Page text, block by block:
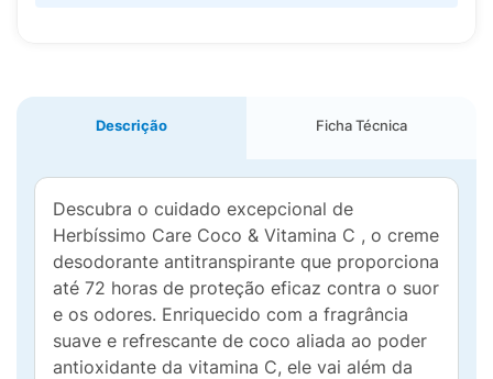
Descrição Ficha Técnica
Descubra o cuidado excepcional de
Herbíssimo Care Coco & Vitamina C , o creme
desodorante antitranspirante que proporciona
até 72 horas de proteção eficaz contra o suor
e os odores. Enriquecido com a fragrância
suave e refrescante de coco aliada ao poder
antioxidante da vitamina C, ele vai além da